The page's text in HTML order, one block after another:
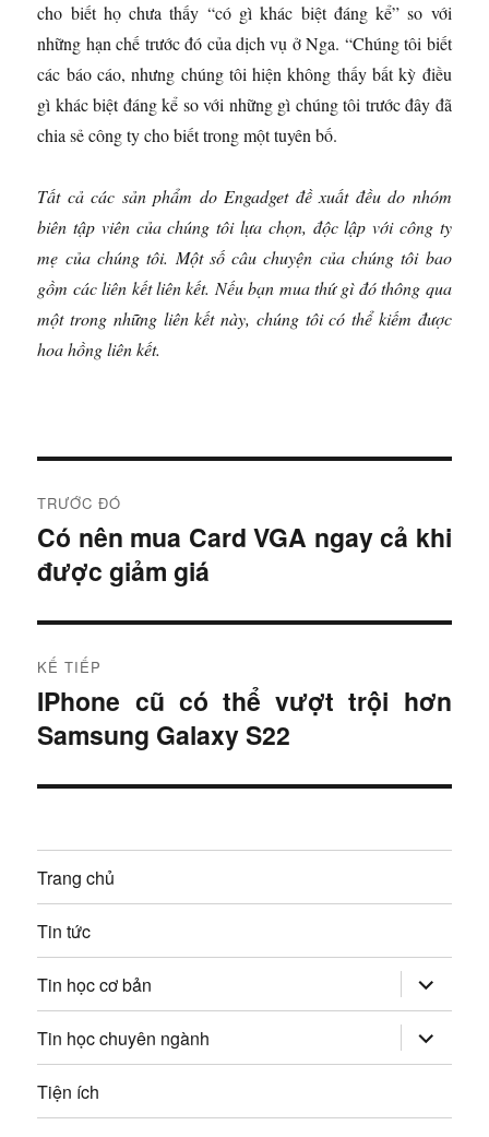
cho biết họ chưa thấy “có gì khác biệt đáng kể” so với
những hạn chế trước đó của dịch vụ ở Nga. “Chúng tôi biết
các báo cáo, nhưng chúng tôi hiện không thấy bất kỳ điều
gì khác biệt đáng kể so với những gì chúng tôi trước đây đã
chia sẻ công ty cho biết trong một tuyên bố.
Tất cả các sản phẩm do Engadget đề xuất đều do nhóm
biên tập viên của chúng tôi lựa chọn, độc lập với công ty
mẹ của chúng tôi. Một số câu chuyện của chúng tôi bao
gồm các liên kết liên kết. Nếu bạn mua thứ gì đó thông qua
một trong những liên kết này, chúng tôi có thể kiếm được
hoa hồng liên kết.
i
ề
u
h
ư
g
b
à
i
v
i
ế
TRƯỚC ĐÓ
B
à
t
r
ư
ớ
c
:
Có nên mua Card VGA ngay cả khi
được giảm giá
KẾ TIẾP
B
à
t
ế
p
IPhone cũ có thể vượt trội hơn
Samsung Galaxy S22
Trang chủ
Tin tức
Tin học cơ bản mở
rộng
trình
đơn
con
Tin học chuyên ngành mở
rộng
trình
Tiện ích